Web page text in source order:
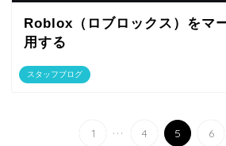
スタッフブログ
Roblox（ロブロックス）をマ
用する
1 ... 4 5 6